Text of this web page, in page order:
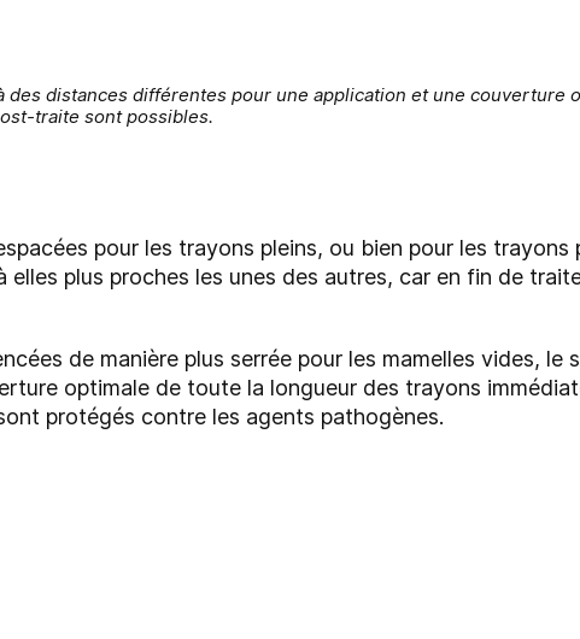
distances différentes pour une application et une couverture
traite sont possibles.
pour les trayons pleins, ou bien pour les trayons
plus proches les unes des autres, car en fin de
de manière plus serrée pour les mamelles vides, le
optimale de toute la longueur des trayons
protégés contre les agents pathogènes.